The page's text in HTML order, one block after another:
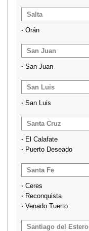
Salta
· Orán
San Juan
· San Juan
San Luis
· San Luis
Santa Cruz
· El Calafate
· Puerto Deseado
Santa Fe
· Ceres
· Reconquista
· Venado Tuerto
Santiago del Estero